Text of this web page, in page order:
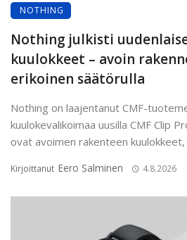
NOTHING
Nothing julkisti
kuulokkeet – avoin
erikoinen säätörulla
Nothing on laajentanut CMF-
kuulokevalikoimaa uusilla CMF Clip
ovat avoimen rakenteen kuulokkeet,
Kirjoittanut Eero Salminen 4.8.2026